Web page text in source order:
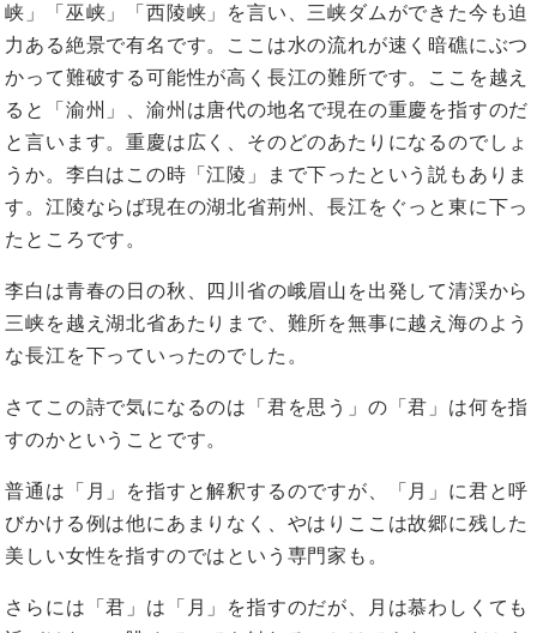
峡」「巫峡」「西陵峡」を言い、三峡ダムができた今も迫
力ある絶景で有名です。ここは水の流れが速く暗礁にぶつ
かって難破する可能性が高く長江の難所です。ここを越え
ると「渝州」、渝州は唐代の地名で現在の重慶を指すのだ
と言います。重慶は広く、そのどのあたりになるのでしょ
うか。李白はこの時「江陵」まで下ったという説もありま
す。江陵ならば現在の湖北省荊州、長江をぐっと東に下っ
たところです。
李白は青春の日の秋、四川省の峨眉山を出発して清渓から
三峡を越え湖北省あたりまで、難所を無事に越え海のよう
な長江を下っていったのでした。
さてこの詩で気になるのは「君を思う」の「君」は何を指
すのかということです。
普通は「月」を指すと解釈するのですが、「月」に君と呼
びかける例は他にあまりなく、やはりここは故郷に残した
美しい女性を指すのではという専門家も。
さらには「君」は「月」を指すのだが、月は慕わしくても